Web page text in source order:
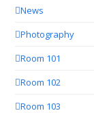
News
Photography
Room 101
Room 102
Room 103